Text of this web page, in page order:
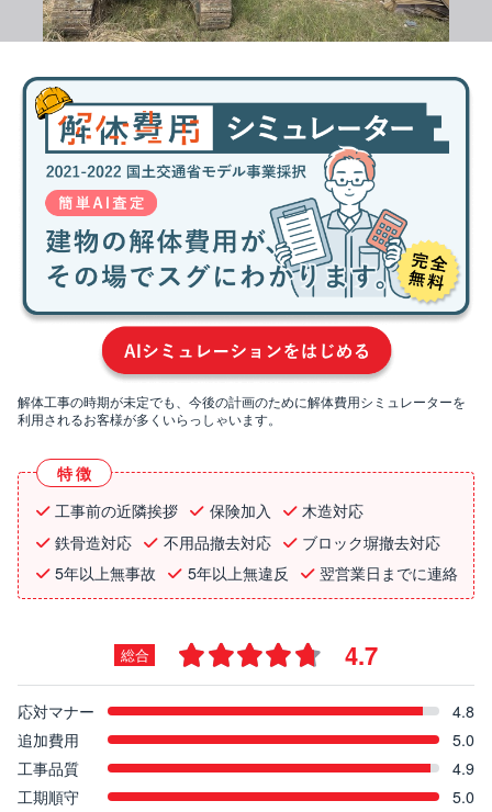
解体工事の時期が未定でも、今後の計画のために解体費用シミュレーターを
利用されるお客様が多くいらっしゃいます。
特徴
工事前の近隣挨拶
保険加入
木造対応
鉄骨造対応
不用品撤去対応
ブロック塀撤去対応
5年以上無事故
5年以上無違反 翌営業日までに連絡
総合 4.7
応対マナー
4.8
追加費用
5.0
工事品質
4.9
工期順守
5.0